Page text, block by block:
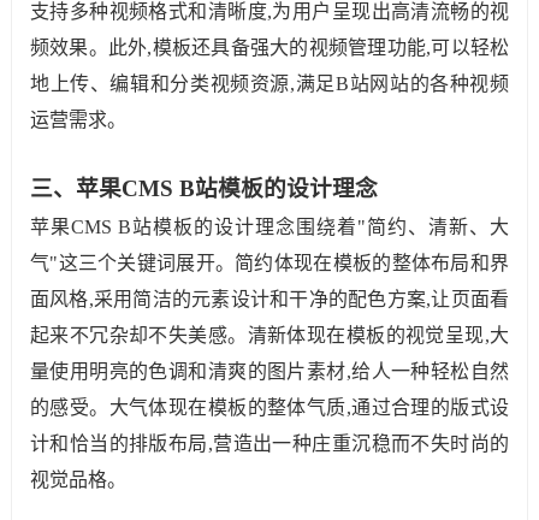
支持多种视频格式和清晰度,为用户呈现出高清流畅的视
频效果。此外,模板还具备强大的视频管理功能,可以轻松
地上传、编辑和分类视频资源,满足B站网站的各种视频
运营需求。
三、苹果CMS B站模板的设计理念
苹果CMS B站模板的设计理念围绕着"简约、清新、大
气"这三个关键词展开。简约体现在模板的整体布局和界
面风格,采用简洁的元素设计和干净的配色方案,让页面看
起来不冗杂却不失美感。清新体现在模板的视觉呈现,大
量使用明亮的色调和清爽的图片素材,给人一种轻松自然
的感受。大气体现在模板的整体气质,通过合理的版式设
计和恰当的排版布局,营造出一种庄重沉稳而不失时尚的
视觉品格。